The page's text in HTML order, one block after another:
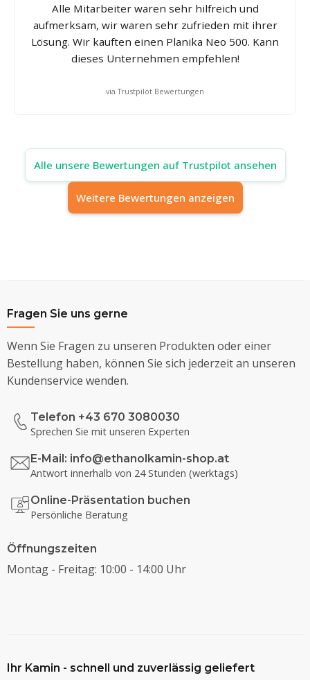
Alle Mitarbeiter waren sehr hilfreich und
aufmerksam, wir waren sehr zufrieden mit ihrer
Lösung. Wir kauften einen Planika Neo 500. Kann
dieses Unternehmen empfehlen!
via Trustpilot Bewertungen
Alle unsere Bewertungen auf Trustpilot ansehen
Weitere Bewertungen anzeigen
Fragen Sie uns gerne
Wenn Sie Fragen zu unseren Produkten oder einer
Bestellung haben, können Sie sich jederzeit an unseren
Kundenservice wenden.
Telefon +43 670 3080030
Sprechen Sie mit unseren Experten
E-Mail: info@ethanolkamin-shop.at
Antwort innerhalb von 24 Stunden (werktags)
Online-Präsentation buchen
Persönliche Beratung
Öffnungszeiten
Montag - Freitag: 10:00 - 14:00 Uhr
Ihr Kamin - schnell und zuverlässig geliefert